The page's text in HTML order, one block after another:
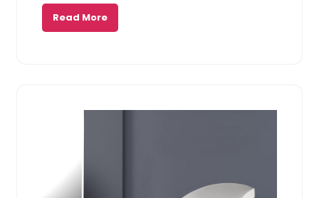
Read More